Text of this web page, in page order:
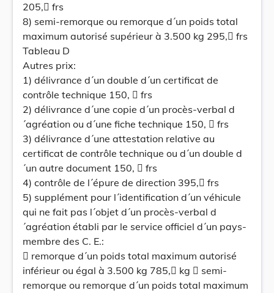
205, frs
8) semi-remorque ou remorque d´un poids total
maximum autorisé supérieur à 3.500 kg 295, frs
Tableau D
Autres prix:
1) délivrance d´un double d´un certificat de
contrôle technique 150,  frs
2) délivrance d´une copie d´un procès-verbal d
´agréation ou d´une fiche technique 150,  frs
3) délivrance d´une attestation relative au
certificat de contrôle technique ou d´un double d
´un autre document 150,  frs
4) contrôle de l´épure de direction 395, frs
5) supplément pour l´identification d´un véhicule
qui ne fait pas l´objet d´un procès-verbal d
´agréation établi par le service officiel d´un pays-
membre des C. E.:
 remorque d´un poids total maximum autorisé
inférieur ou égal à 3.500 kg 785, kg  semi-
remorque ou remorque d´un poids total maximum